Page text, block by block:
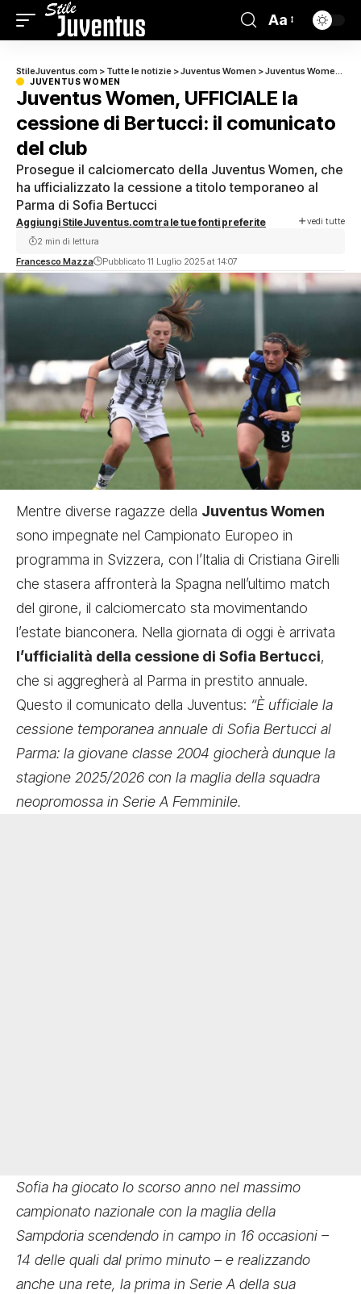
Aa
StileJuventus.com > Tutte le notizie >Juventus Women >Juventus Women, UFFICIALE la cessione di Bertucci: il comunicato del club
JUVENTUS WOMEN
Juventus Women, UFFICIALE la
cessione di Bertucci: il comunicato
del club
Prosegue il calciomercato della Juventus Women, che
ha ufficializzato la cessione a titolo temporaneo al
Parma di Sofia Bertucci
Aggiungi StileJuventus.com tra le tue fonti preferite vedi tutte
Francesco Mazza Pubblicato 11 Luglio 2025 at 14:07
2 min di lettura
Mentre diverse ragazze della Juventus Women
sono impegnate nel Campionato Europeo in
programma in Svizzera, con l’Italia di Cristiana Girelli
che stasera affronterà la Spagna nell’ultimo match
del girone, il calciomercato sta movimentando
l’estate bianconera. Nella giornata di oggi è arrivata
l’ufficialità della cessione di Sofia Bertucci,
che si aggregherà al Parma in prestito annuale.
Questo il comunicato della Juventus: “È ufficiale la
cessione temporanea annuale di Sofia Bertucci al
Parma: la giovane classe 2004 giocherà dunque la
stagione 2025/2026 con la maglia della squadra
neopromossa in Serie A Femminile.
Sofia ha giocato lo scorso anno nel massimo
campionato nazionale con la maglia della
Sampdoria scendendo in campo in 16 occasioni –
14 delle quali dal primo minuto – e realizzando
anche una rete, la prima in Serie A della sua